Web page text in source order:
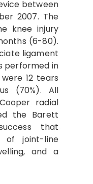
between
2007. The
knee injury
(6-80).
ligament
performed in
12 tears
(70%). All
radial
the Barett
that
of joint-line
and a